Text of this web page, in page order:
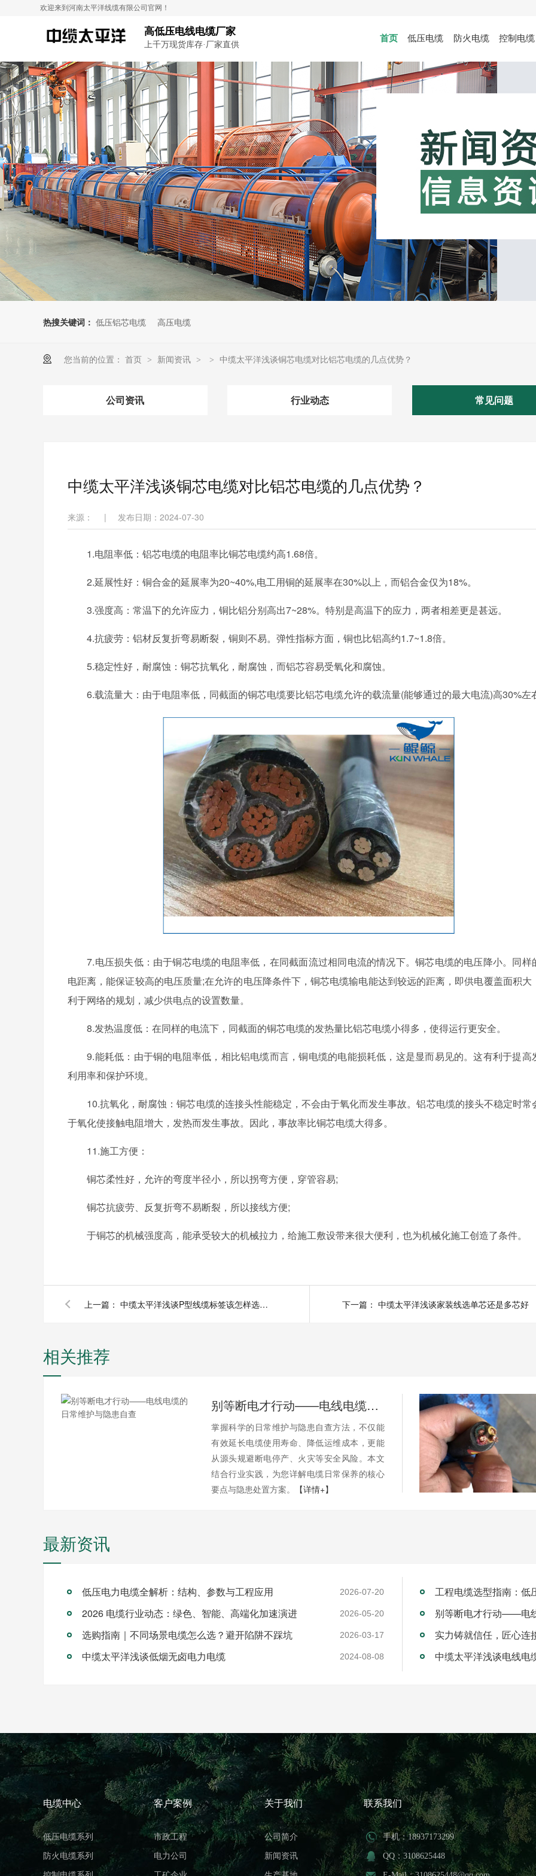
欢迎来到河南太平洋线缆有限公司官网！
高低压电线电缆厂家
上千万现货库存·厂家直供
首页 低压电缆 防火电缆 控制电缆
热搜关键词： 低压铝芯电缆 高压电缆
您当前的位置： 首页 > 新闻资讯 > > 中缆太平洋浅谈铜芯电缆对比铝芯电缆的几点优势？
公司资讯 行业动态 常见问题
中缆太平洋浅谈铜芯电缆对比铝芯电缆的几点优势？
来源： | 发布日期：2024-07-30
1.电阻率低：铝芯电缆的电阻率比铜芯电缆约高1.68倍。
2.延展性好：铜合金的延展率为20~40%,电工用铜的延展率在30%以上，而铝合金仅为18%。
3.强度高：常温下的允许应力，铜比铝分别高出7~28%。特别是高温下的应力，两者相差更是甚远。
4.抗疲劳：铝材反复折弯易断裂，铜则不易。弹性指标方面，铜也比铝高约1.7~1.8倍。
5.稳定性好，耐腐蚀：铜芯抗氧化，耐腐蚀，而铝芯容易受氧化和腐蚀。
6.载流量大：由于电阻率低，同截面的铜芯电缆要比铝芯电缆允许的载流量(能够通过的最大电流)高30%左
7.电压损失低：由于铜芯电缆的电阻率低，在同截面流过相同电流的情况下。铜芯电缆的电压降小。同样
电距离，能保证较高的电压质量;在允许的电压降条件下，铜芯电缆输电能达到较远的距离，即供电覆盖面积大
利于网络的规划，减少供电点的设置数量。
8.发热温度低：在同样的电流下，同截面的铜芯电缆的发热量比铝芯电缆小得多，使得运行更安全。
9.能耗低：由于铜的电阻率低，相比铝电缆而言，铜电缆的电能损耗低，这是显而易见的。这有利于提高
利用率和保护环境。
10.抗氧化，耐腐蚀：铜芯电缆的连接头性能稳定，不会由于氧化而发生事故。铝芯电缆的接头不稳定时常
于氧化使接触电阻增大，发热而发生事故。因此，事故率比铜芯电缆大得多。
11.施工方便：
铜芯柔性好，允许的弯度半径小，所以拐弯方便，穿管容易;
铜芯抗疲劳、反复折弯不易断裂，所以接线方便;
于铜芯的机械强度高，能承受较大的机械拉力，给施工敷设带来很大便利，也为机械化施工创造了条件。
上一篇： 中缆太平洋浅谈P型线缆标签该怎样选择颜色来区分各级别电路和功能？ 下一篇： 中缆太平洋浅谈家装线选单芯还是多芯好
相关推荐
别等断电才行动——电线电缆的日常维护与隐患自查
掌握科学的日常维护与隐患自查方法，不仅能
有效延长电缆使用寿命、降低运维成本，更能
从源头规避断电停产、火灾等安全风险。本文
结合行业实践，为您详解电缆日常保养的核心
要点与隐患处置方案。
【详情+】
最新资讯
低压电力电缆全解析：结构、参数与工程应用 2026-07-20
工程电缆选型指南：低
2026 电缆行业动态：绿色、智能、高端化加速演进
2026-05-20
别等断电才行动——电
选购指南｜不同场景电缆怎么选？避开陷阱不踩坑
2026-03-17
中缆太平洋浅谈低烟无卤电力电缆 2024-08-08 中缆太平洋浅谈电线电
电缆中心
低压电缆系列
防火电缆系列
客户案例
市政工程
电力公司
关于我们
公司简介
新闻资讯
联系我们
手机：18937173299
QQ：3108625448